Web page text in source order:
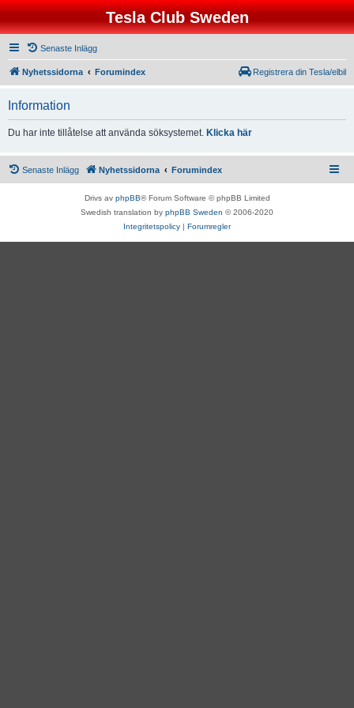
Tesla Club Sweden
Senaste Inlägg
Nyhetssidorna Forumindex Registrera din Tesla/elbil
Information
Du har inte tillåtelse att använda söksystemet. Klicka här
Senaste Inlägg Nyhetssidorna Forumindex
Drivs av phpBB® Forum Software © phpBB Limited
Swedish translation by phpBB Sweden © 2006-2020
Integritetspolicy | Forumregler